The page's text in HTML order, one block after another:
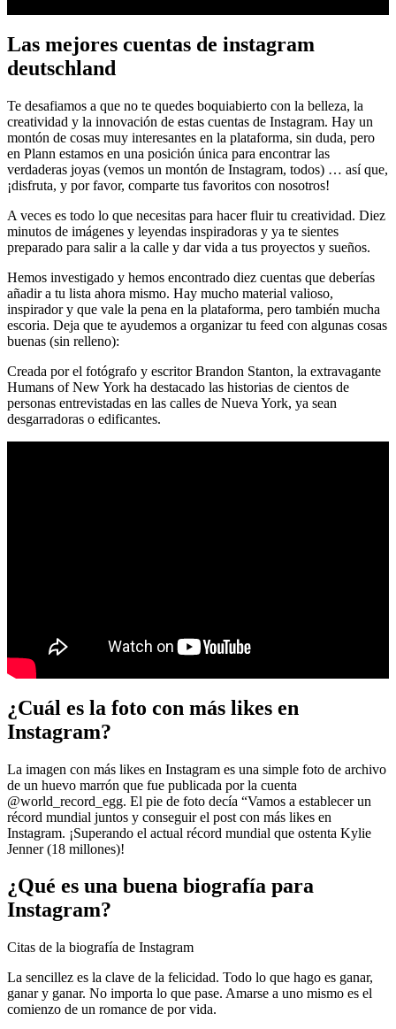
Las mejores cuentas de instagram
deutschland
Te desafiamos a que no te quedes boquiabierto con la belleza, la
creatividad y la innovación de estas cuentas de Instagram. Hay un
montón de cosas muy interesantes en la plataforma, sin duda, pero
en Plann estamos en una posición única para encontrar las
verdaderas joyas (vemos un montón de Instagram, todos) … así que,
¡disfruta, y por favor, comparte tus favoritos con nosotros!
A veces es todo lo que necesitas para hacer fluir tu creatividad. Diez
minutos de imágenes y leyendas inspiradoras y ya te sientes
preparado para salir a la calle y dar vida a tus proyectos y sueños.
Hemos investigado y hemos encontrado diez cuentas que deberías
añadir a tu lista ahora mismo. Hay mucho material valioso,
inspirador y que vale la pena en la plataforma, pero también mucha
escoria. Deja que te ayudemos a organizar tu feed con algunas cosas
buenas (sin relleno):
Creada por el fotógrafo y escritor Brandon Stanton, la extravagante
Humans of New York ha destacado las historias de cientos de
personas entrevistadas en las calles de Nueva York, ya sean
desgarradoras o edificantes.
¿Cuál es la foto con más likes en
Instagram?
La imagen con más likes en Instagram es una simple foto de archivo
de un huevo marrón que fue publicada por la cuenta
@world_record_egg. El pie de foto decía “Vamos a establecer un
récord mundial juntos y conseguir el post con más likes en
Instagram. ¡Superando el actual récord mundial que ostenta Kylie
Jenner (18 millones)!
¿Qué es una buena biografía para
Instagram?
Citas de la biografía de Instagram
La sencillez es la clave de la felicidad. Todo lo que hago es ganar,
ganar y ganar. No importa lo que pase. Amarse a uno mismo es el
comienzo de un romance de por vida.